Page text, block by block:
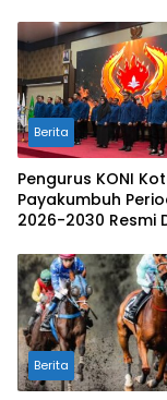
Berita
Pengurus KONI
Payakumbuh
2026-2030 Resmi
Berita